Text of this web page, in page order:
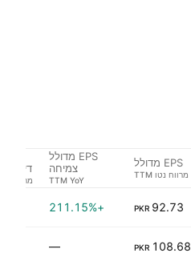
EPS מדולל
EPS מדולל
צמיחה
92.73
PKR
+211.15%
108.68
PKR
—